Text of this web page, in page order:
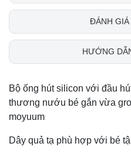
ĐÁNH GIÁ
HƯỚNG
Bộ ống hút silicon với đầu
thương nướu bé gắn vừa
moyuum
Dây quả tạ phù hợp với bé